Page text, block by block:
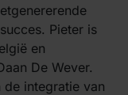
Pieter is
en
De Wever.
integratie van